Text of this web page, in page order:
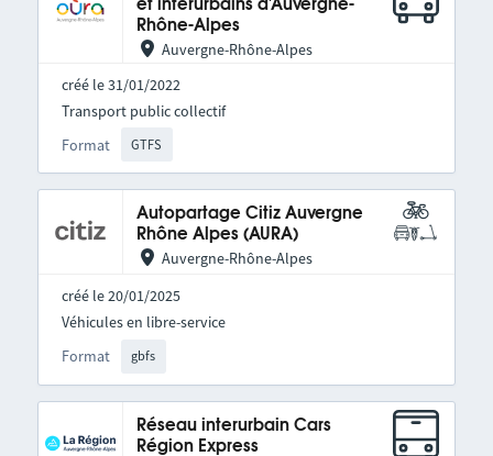
et interurbains d'Auvergne-
Rhône-Alpes
Auvergne-Rhône-Alpes
créé le 31/01/2022
Format GTFS
Transport public collectif
Autopartage Citiz Auvergne
Rhône Alpes (AURA)
Auvergne-Rhône-Alpes
créé le 20/01/2025
Format gbfs
Véhicules en libre-service
Réseau interurbain Cars
Région Express